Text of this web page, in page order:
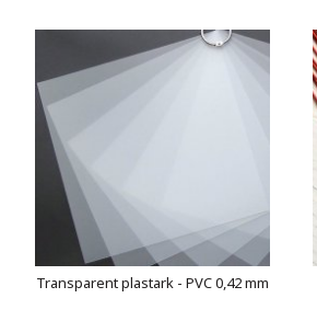
Transparent plastark - PVC 0,42 mm